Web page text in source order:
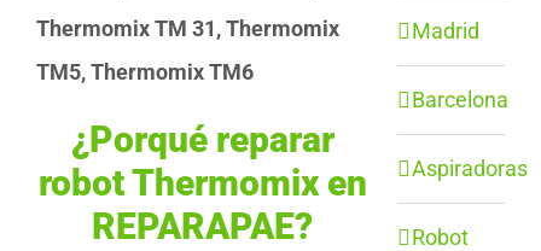
Thermomix TM 31, Thermomix
TM5, Thermomix TM6
¿Porqué reparar
robot Thermomix en
REPARAPAE?
Madrid
Barcelona
Aspiradoras
Robot